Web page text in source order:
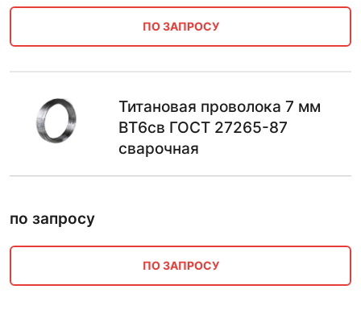
ПО ЗАПРОСУ
Титановая проволока 7 мм
ВТ6св ГОСТ 27265-87
сварочная
по запросу
ПО ЗАПРОСУ